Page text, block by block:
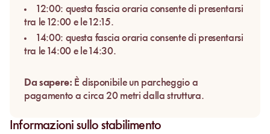
12:00: questa fascia oraria consente di presentarsi
tra le 12:00 e le 12:15.
14:00: questa fascia oraria consente di presentarsi
tra le 14:00 e le 14:30.
Da sapere: È disponibile un parcheggio a
pagamento a circa 20 metri dalla struttura.
Informazioni sullo stabilimento